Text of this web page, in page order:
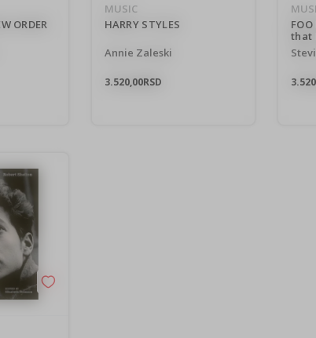
ORDER
MUSIC
HARRY STYLES
Annie Zaleski
3.520,00RSD
that